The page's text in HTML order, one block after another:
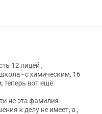
12 лицей ,
- с химическим, 16
теперь вот ещё
не эта фамилия
к делу не имеет, а ,